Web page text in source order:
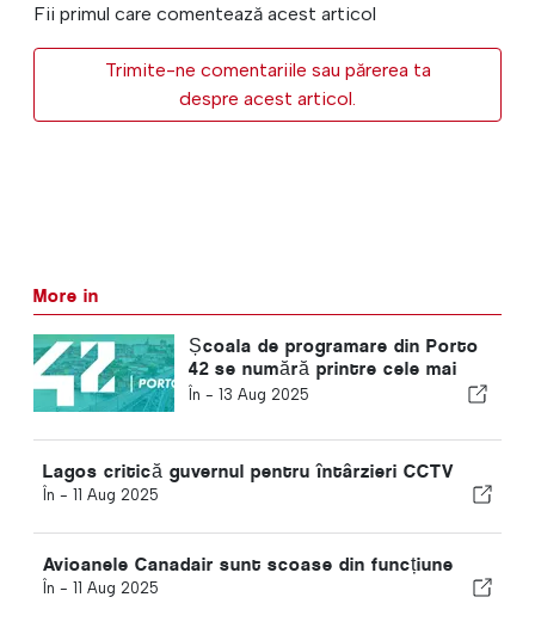
Fii primul care comentează acest articol
Trimite-ne comentariile sau părerea ta
despre acest articol.
More in
Școala de programare din Porto
42 se numără printre cele mai
inovatoare universități din lume
În - 13 Aug 2025
Lagos critică guvernul pentru întârzieri CCTV
În - 11 Aug 2025
Avioanele Canadair sunt scoase din funcțiune
În - 11 Aug 2025